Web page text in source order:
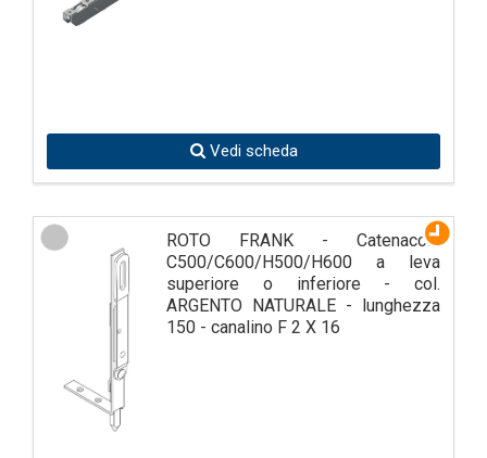
Vedi scheda
ROTO FRANK - Catenaccio
C500/C600/H500/H600 a leva
superiore o inferiore - col.
ARGENTO NATURALE - lunghezza
150 - canalino F 2 X 16